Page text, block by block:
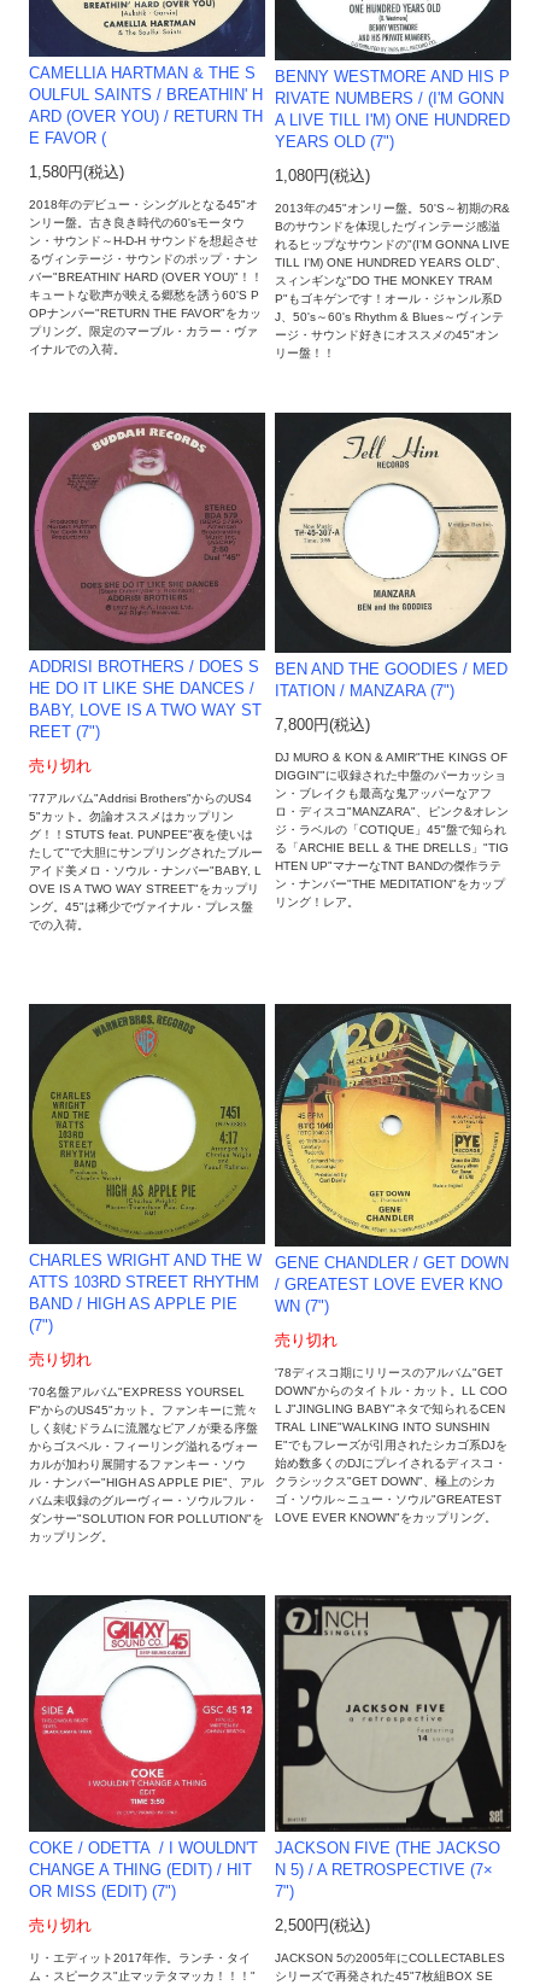
CAMELLIA HARTMAN & THE S
OULFUL SAINTS / BREATHIN' H
ARD (OVER YOU​) /​ RETURN TH
E FAVOR (
1,580円(税込)
2018年のデビュー・シングルとなる45"オ
ンリー盤。古き良き時代の60'sモータウ
ン・サウンド～H-D-H サウンドを想起させ
るヴィンテージ・サウンドのポップ・ナン
バー"BREATHIN' HARD (OVER YOU​)"！！
キュートな歌声が映える郷愁を誘う60'S P
OPナンバー"RETURN THE FAVOR"をカッ
プリング。限定のマーブル・カラー・ヴァ
イナルでの入荷。
BENNY WESTMORE AND HIS P
RIVATE NUMBERS / (I'M GONN
A LIVE TILL I'M) ONE HUNDRED
YEARS OLD (7")
1,080円(税込)
2013年の45"オンリー盤。50'S～初期のR&
Bのサウンドを体現したヴィンテージ感溢
れるヒップなサウンドの"(I'M GONNA LIVE
TILL I'M) ONE HUNDRED YEARS OLD"、
スィンギンな"DO THE MONKEY TRAM
P"もゴキゲンです！オール・ジャンル系D
J、50's～60's Rhythm & Blues～ヴィンテ
ージ・サウンド好きにオススメの45"オン
リー盤！！
ADDRISI BROTHERS / DOES S
HE DO IT LIKE SHE DANCES /
BABY, LOVE IS A TWO WAY ST
REET (7")
売り切れ
'77アルバム"Addrisi Brothers"からのUS4
5"カット。勿論オススメはカップリン
グ！！STUTS feat. PUNPEE"夜を使いは
たして"で大胆にサンプリングされたブルー
アイド美メロ・ソウル・ナンバー"BABY, L
OVE IS A TWO WAY STREET"をカップリ
ング。45"は稀少でヴァイナル・プレス盤
での入荷。
BEN AND THE GOODIES / MED
ITATION / MANZARA (7")
7,800円(税込)
DJ MURO & KON & AMIR"THE KINGS OF
DIGGIN'"に収録された中盤のパーカッショ
ン・ブレイクも最高な鬼アッパーなアフ
ロ・ディスコ"MANZARA"、ピンク&オレン
ジ・ラベルの「COTIQUE」45"盤で知られ
る「ARCHIE BELL & THE DRELLS」"TIG
HTEN UP"マナーなTNT BANDの傑作ラテ
ン・ナンバー"THE MEDITATION"をカップ
リング！レア。
CHARLES WRIGHT AND THE W
ATTS 103RD STREET RHYTHM
BAND / HIGH AS APPLE PIE
(7")
売り切れ
'70名盤アルバム"EXPRESS YOURSEL
F"からのUS45"カット。ファンキーに荒々
しく刻むドラムに流麗なピアノが乗る序盤
からゴスペル・フィーリング溢れるヴォー
カルが加わり展開するファンキー・ソウ
ル・ナンバー"HIGH AS APPLE PIE"、アル
バム未収録のグルーヴィー・ソウルフル・
ダンサー"SOLUTION FOR POLLUTION"を
カップリング。
GENE CHANDLER ‎/ GET DOWN
/ GREATEST LOVE EVER KNO
WN (7")
売り切れ
'78ディスコ期にリリースのアルバム"GET
DOWN"からのタイトル・カット。LL COO
L J"JINGLING BABY"ネタで知られるCEN
TRAL LINE"WALKING INTO SUNSHIN
E"でもフレーズが引用されたシカゴ系DJを
始め数多くのDJにプレイされるディスコ・
クラシックス"GET DOWN"、極上のシカ
ゴ・ソウル～ニュー・ソウル"GREATEST
LOVE EVER KNOWN"をカップリング。
COKE / ODETTA ‎ / I WOULDN'T
CHANGE A THING (EDIT) / HIT
OR MISS (EDIT) (7")
売り切れ
リ・エディット2017年作。ランチ・タイ
ム・スピークス"止マッテタマッカ！！！"
JACKSON FIVE (THE JACKSO
N 5) / A RETROSPECTIVE (7×
7")
2,500円(税込)
JACKSON 5の2005年にCOLLECTABLES
シリーズで再発された45"7枚組BOX SE